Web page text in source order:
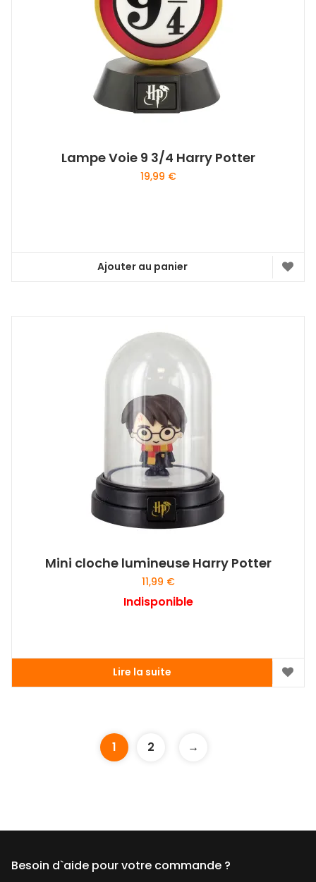
Lampe Voie 9 3/4 Harry Potter
19,99 €
Ajouter au panier
Mini cloche lumineuse Harry Potter
11,99 €
Indisponible
Lire la suite
1 2 →
Besoin d`aide pour votre commande ?